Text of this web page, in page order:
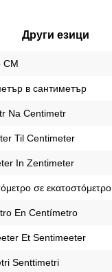
Други езици
CM
в сантиметър
Na Centimetr
Til Centimeter
In Zentimeter
σε εκατοστόμετρο
En Centímetro
Et Sentimeeter
Senttimetri